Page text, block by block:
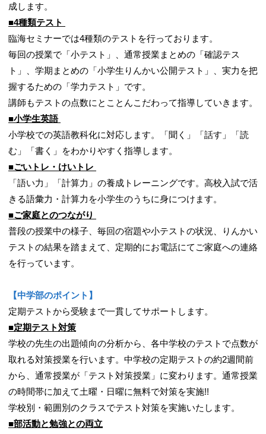
成します。
■4種類テスト
臨海セミナーでは4種類のテストを行っております。
毎回の授業で「小テスト」、通常授業まとめの「確認テス
ト」、学期まとめの「小学生りんかい公開テスト」、実力を把
握するための「学力テスト」です。
講師もテストの点数にとことんこだわって指導していきます。
■小学生英語
小学校での英語教科化に対応します。「聞く」「話す」「読
む」「書く」をわかりやすく指導します。
■ごいトレ・けいトレ
「語い力」「計算力」の養成トレーニングです。高校入試で活
きる語彙力・計算力を小学生のうちに身につけます。
■ご家庭とのつながり
普段の授業中の様子、毎回の宿題や小テストの状況、りんかい
テストの結果を踏まえて、定期的にお電話にてご家庭への連絡
を行っています。
【中学部のポイント】
定期テストから受験まで一貫してサポートします。
■定期テスト対策
学校の先生の出題傾向の分析から、各中学校のテストで点数が
取れる対策授業を行います。中学校の定期テストの約2週間前
から、通常授業が「テスト対策授業」に変わります。通常授業
の時間帯に加えて土曜・日曜に無料で対策を実施!!
学校別・範囲別のクラスでテスト対策を実施いたします。
■部活動と勉強との両立